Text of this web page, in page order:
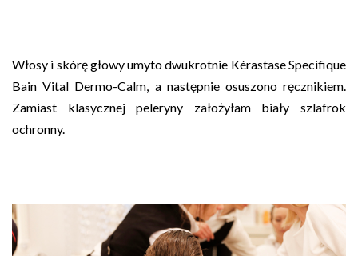
Włosy i skórę głowy umyto dwukrotnie Kérastase Specifique
Bain Vital Dermo-Calm, a następnie osuszono ręcznikiem.
Zamiast klasycznej peleryny założyłam biały szlafrok
ochronny.